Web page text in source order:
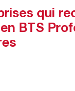
qui
BTS